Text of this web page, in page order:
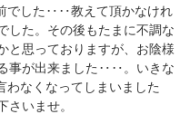
でした‥‥教えて頂かなけれ
した。その後もたまに不調な
と思っておりますが、お陰様
事が出来ました‥‥。いきな
わなくなってしまいました
さいませ。